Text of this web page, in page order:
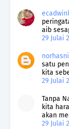
aib
29 Julai
satu
kita
29 Julai
Tanpa
kita
akan
29 Julai